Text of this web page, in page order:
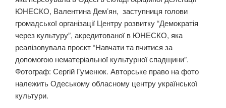
ЮНЕСКО, Валентина Дем’ян, заступниця голови
громадської організації Центру розвитку “Демократія
через культуру”, акредитованої в ЮНЕСКО, яка
реалізовувала проєкт “Навчати та вчитися за
допомогою нематеріальної культурної спадщини”.
Фотограф: Сергій Гуменюк. Авторське право на фото
належить Одеському обласному центру української
культури.